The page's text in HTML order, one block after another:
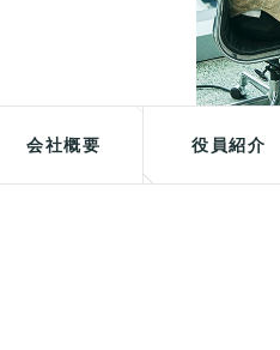
会社概要 役員紹介